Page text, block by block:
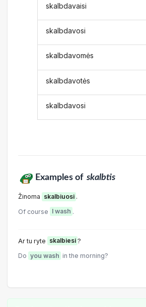
skalbdavaisi
skalbdavosi
skalbdavomės
skalbdavotės
skalbdavosi
Examples of skalbtis
Žinoma skalbiuosi .
Of course I wash .
Ar tu ryte skalbiesi ?
Do you wash in the morning?